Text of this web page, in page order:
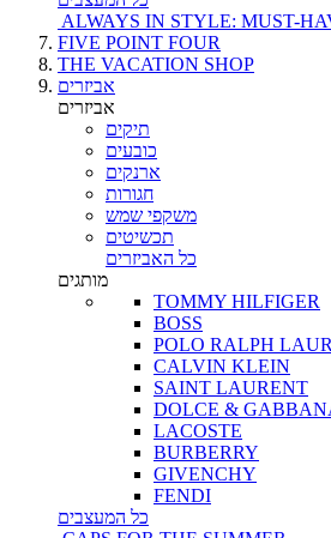
ALWAYS IN STYLE: MUST-
FIVE POINT FOUR
THE VACATION SHOP
אביזרים
אביזרים
תיקים
כובעים
ארנקים
חגורות
משקפי שמש
תכשיטים
כל האביזרים
מותגים
TOMMY HILFIGER
BOSS
POLO RALPH
CALVIN KLEIN
SAINT LAURENT
DOLCE &
LACOSTE
BURBERRY
GIVENCHY
FENDI
כל המעצבים